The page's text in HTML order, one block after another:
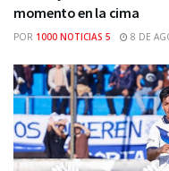
momento en la cima
POR 1000 NOTICIAS 5 8 DE